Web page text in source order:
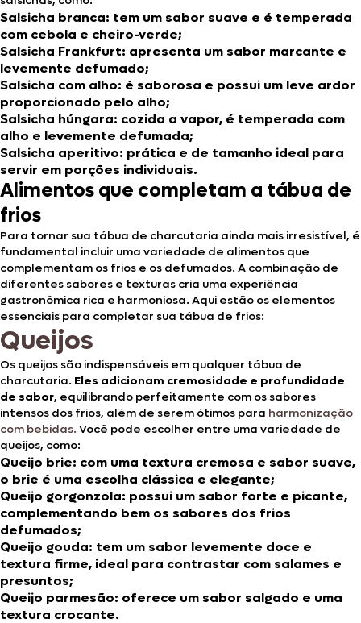
Salsicha branca: tem um sabor suave e é temperada
com cebola e cheiro-verde;
Salsicha Frankfurt: apresenta um sabor marcante e
levemente defumado;
Salsicha com alho: é saborosa e possui um leve ardor
proporcionado pelo alho;
Salsicha húngara: cozida a vapor, é temperada com
alho e levemente defumada;
Salsicha aperitivo: prática e de tamanho ideal para
servir em porções individuais.
Alimentos que completam a tábua de
frios
Para tornar sua tábua de charcutaria ainda mais irresistível, é
fundamental incluir uma variedade de alimentos que
complementam os frios e os defumados. A combinação de
diferentes sabores e texturas cria uma experiência
gastronômica rica e harmoniosa. Aqui estão os elementos
essenciais para completar sua tábua de frios:
Queijos
Os queijos são indispensáveis em qualquer tábua de
charcutaria. Eles adicionam cremosidade e profundidade
de sabor, equilibrando perfeitamente com os sabores
intensos dos frios, além de serem ótimos para harmonização
com bebidas. Você pode escolher entre uma variedade de
queijos, como:
Queijo brie: com uma textura cremosa e sabor suave,
o brie é uma escolha clássica e elegante;
Queijo gorgonzola: possui um sabor forte e picante,
complementando bem os sabores dos frios
defumados;
Queijo gouda: tem um sabor levemente doce e
textura firme, ideal para contrastar com salames e
presuntos;
Queijo parmesão: oferece um sabor salgado e uma
textura crocante.